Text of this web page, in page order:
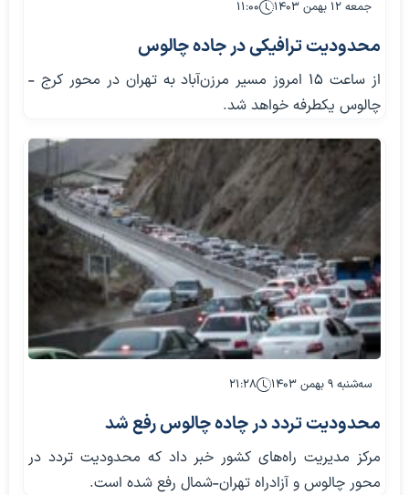
جمعه ۱۲ بهمن ۱۴۰۳ ۱۱:۰۰
محدودیت ترافیکی در جاده چالوس
از ساعت ۱۵ امروز مسیر مرزن‌آباد به تهران در محور کرج -
چالوس یکطرفه خواهد شد.
سه‌شنبه ۹ بهمن ۱۴۰۳ ۲۱:۲۸
محدودیت تردد در چاده چالوس رفع شد
مرکز مدیریت راه‌های کشور خبر داد که محدودیت تردد در
محور چالوس و آزادراه تهران-شمال رفع شده است.